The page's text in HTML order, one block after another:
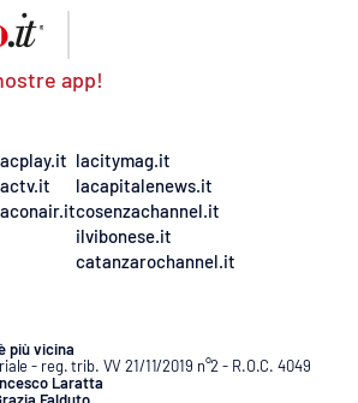
app!
lacitymag.it
lacapitalenews.it
cosenzachannel.it
ilvibonese.it
catanzarochannel.it
più vicina
- reg. trib. VV 21/11/2019 n°2 - R.O.C. 4049
Laratta
Falduto